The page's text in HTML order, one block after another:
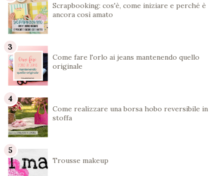
Scrapbooking: cos'è, come iniziare e perché è
ancora così amato
Come fare l'orlo ai jeans mantenendo quello
originale
Come realizzare una borsa hobo reversibile in
stoffa
Trousse makeup